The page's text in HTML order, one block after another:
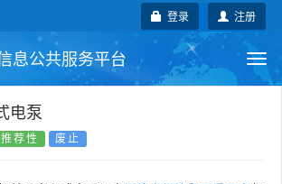
注册
登录
息公共服务平台
电泵
推荐性 废止